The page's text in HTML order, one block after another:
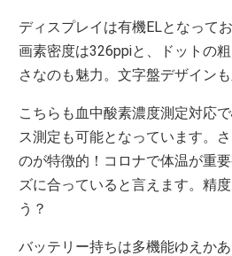
ディスプレイは有機ELとなって
画素密度は326ppiと、ドットの
さなのも魅力。文字盤デザイン
こちらも血中酸素濃度測定対応
ス測定も可能となっています。
のが特徴的！コロナで体温が重
ズに合っていると言えます。精
う？
バッテリー持ちは多機能ゆえか